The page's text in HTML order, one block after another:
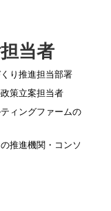
当者
り推進担当部署
策立案担当者
ィングファームの
推進機関・コンソ